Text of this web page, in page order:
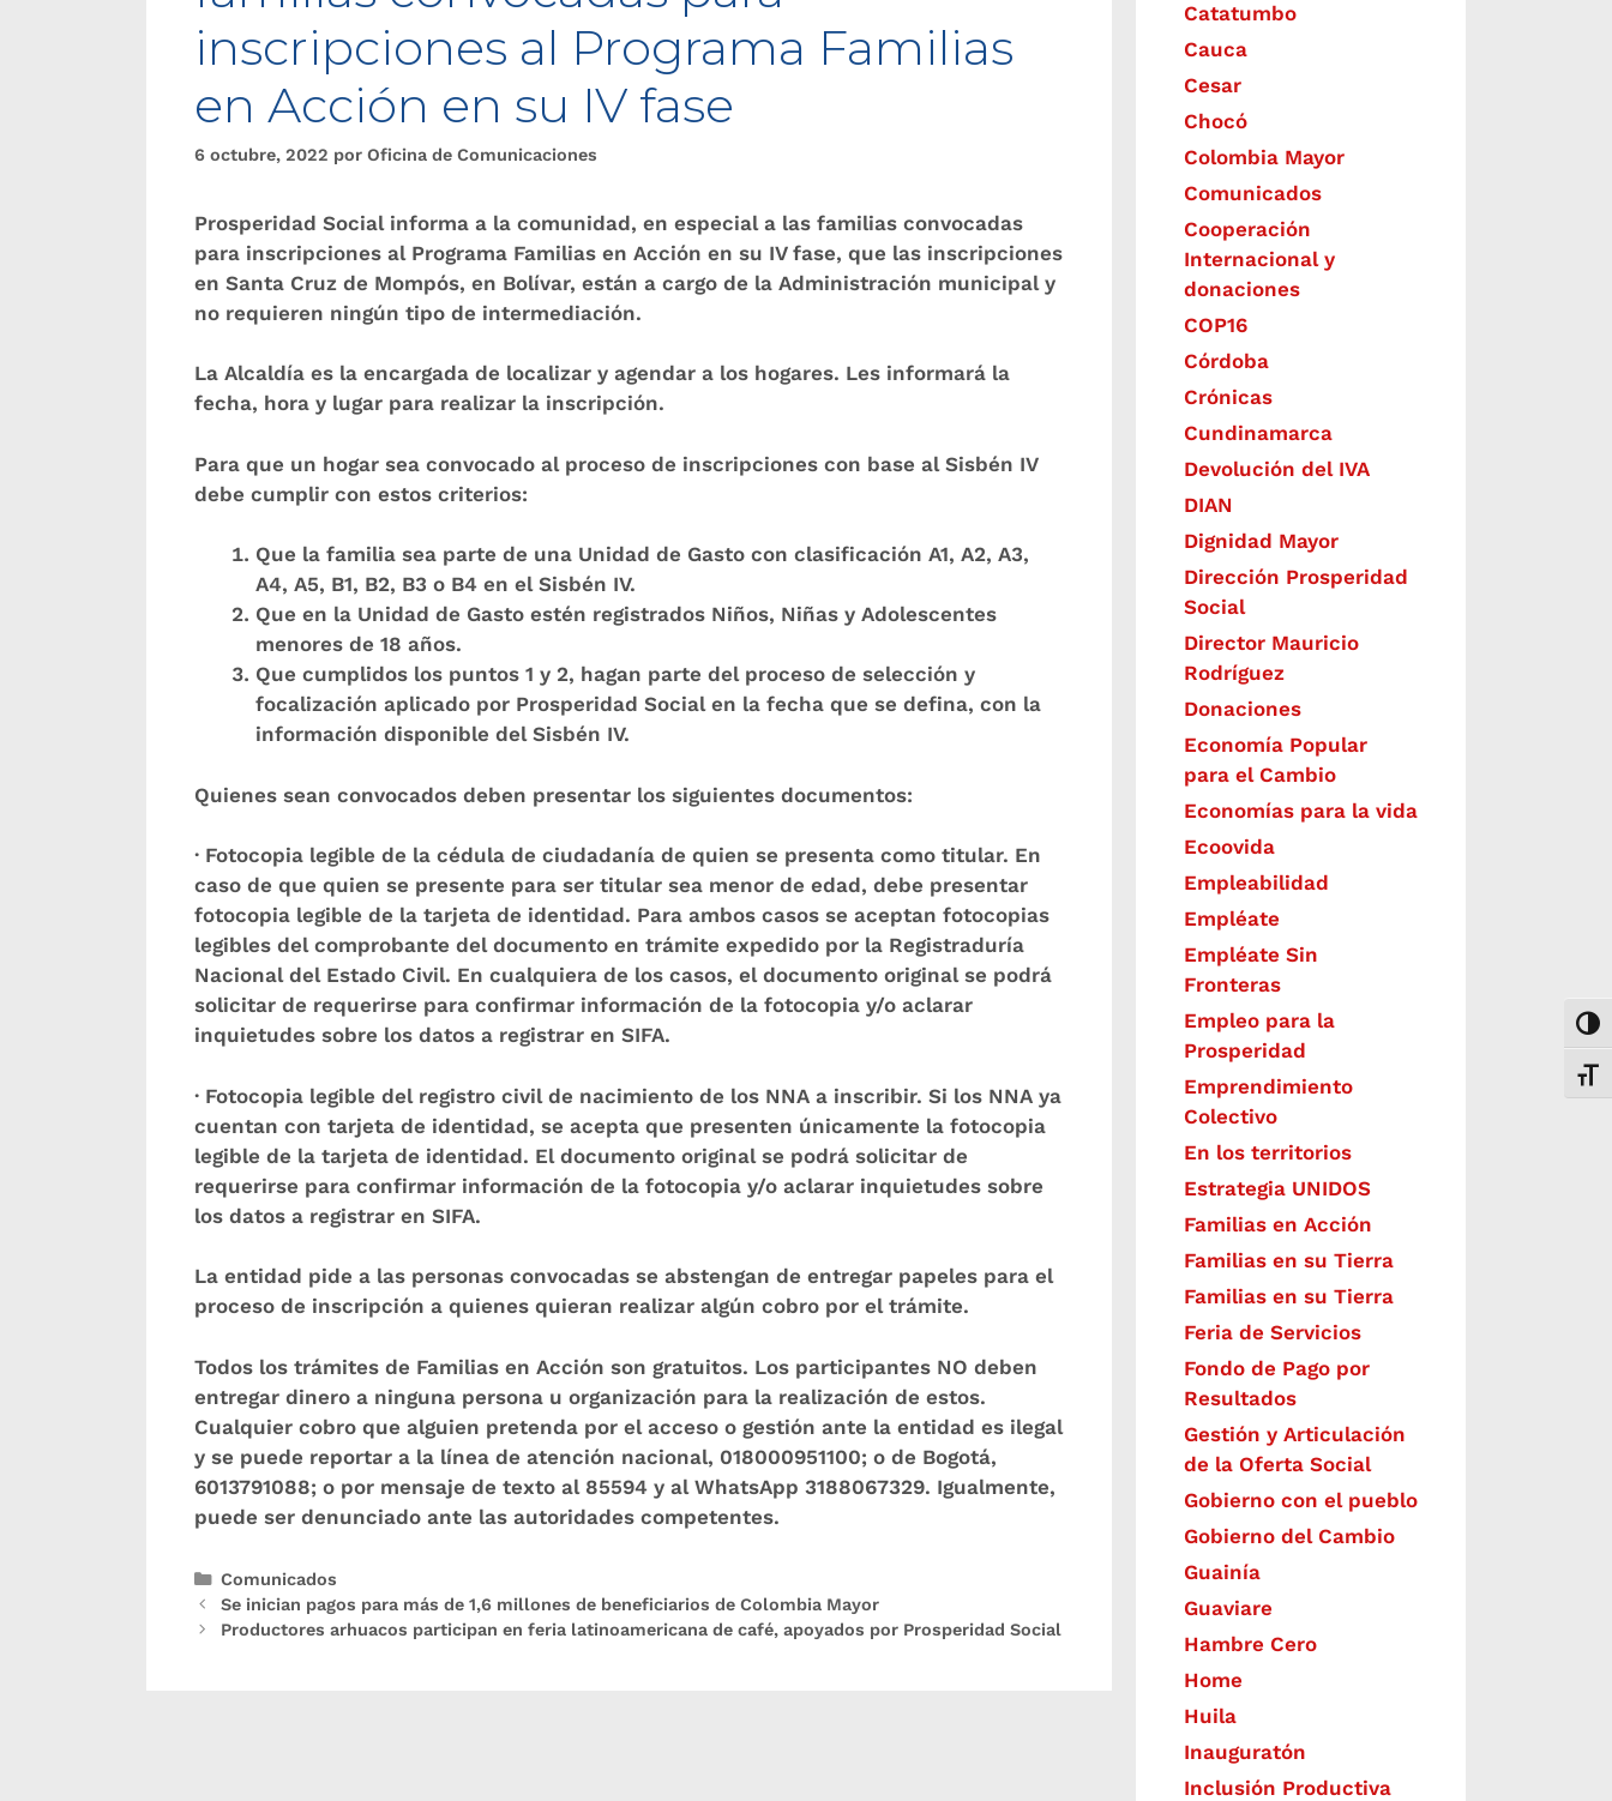
inscripciones al Programa Familias
en Acción en su IV fase
6 octubre, 2022 por Oficina de Comunicaciones
Prosperidad Social informa a la comunidad, en especial a las familias convocadas
para inscripciones al Programa Familias en Acción en su IV fase, que las inscripciones
en Santa Cruz de Mompós, en Bolívar, están a cargo de la Administración municipal y
no requieren ningún tipo de intermediación.
La Alcaldía es la encargada de localizar y agendar a los hogares. Les informará la
fecha, hora y lugar para realizar la inscripción.
Para que un hogar sea convocado al proceso de inscripciones con base al Sisbén IV
debe cumplir con estos criterios:
Que la familia sea parte de una Unidad de Gasto con clasificación A1, A2, A3,
A4, A5, B1, B2, B3 o B4 en el Sisbén IV.
Que en la Unidad de Gasto estén registrados Niños, Niñas y Adolescentes
menores de 18 años.
Que cumplidos los puntos 1 y 2, hagan parte del proceso de selección y
focalización aplicado por Prosperidad Social en la fecha que se defina, con la
información disponible del Sisbén IV.
Quienes sean convocados deben presentar los siguientes documentos:
· Fotocopia legible de la cédula de ciudadanía de quien se presenta como titular. En
caso de que quien se presente para ser titular sea menor de edad, debe presentar
fotocopia legible de la tarjeta de identidad. Para ambos casos se aceptan fotocopias
legibles del comprobante del documento en trámite expedido por la Registraduría
Nacional del Estado Civil. En cualquiera de los casos, el documento original se podrá
solicitar de requerirse para confirmar información de la fotocopia y/o aclarar
inquietudes sobre los datos a registrar en SIFA.
· Fotocopia legible del registro civil de nacimiento de los NNA a inscribir. Si los NNA ya
cuentan con tarjeta de identidad, se acepta que presenten únicamente la fotocopia
legible de la tarjeta de identidad. El documento original se podrá solicitar de
requerirse para confirmar información de la fotocopia y/o aclarar inquietudes sobre
los datos a registrar en SIFA.
La entidad pide a las personas convocadas se abstengan de entregar papeles para el
proceso de inscripción a quienes quieran realizar algún cobro por el trámite.
Todos los trámites de Familias en Acción son gratuitos. Los participantes NO deben
entregar dinero a ninguna persona u organización para la realización de estos.
Cualquier cobro que alguien pretenda por el acceso o gestión ante la entidad es ilegal
y se puede reportar a la línea de atención nacional, 018000951100; o de Bogotá,
6013791088; o por mensaje de texto al 85594 y al WhatsApp 3188067329. Igualmente,
puede ser denunciado ante las autoridades competentes.
Comunicados
Se inician pagos para más de 1,6 millones de beneficiarios de Colombia Mayor
Productores arhuacos participan en feria latinoamericana de café, apoyados por Prosperidad Social
Catatumbo
Cauca
Cesar
Chocó
Colombia Mayor
Comunicados
Cooperación
Internacional y
donaciones
COP16
Córdoba
Crónicas
Cundinamarca
Devolución del IVA
DIAN
Dignidad Mayor
Dirección Prosperidad
Social
Director Mauricio
Rodríguez
Donaciones
Economía Popular
para el Cambio
Economías para la vida
Ecoovida
Empleabilidad
Empléate
Empléate Sin
Fronteras
Empleo para la
Prosperidad
Emprendimiento
Colectivo
En los territorios
Estrategia UNIDOS
Familias en Acción
Familias en su Tierra
Familias en su Tierra
Feria de Servicios
Fondo de Pago por
Resultados
Gestión y Articulación
de la Oferta Social
Gobierno con el pueblo
Gobierno del Cambio
Guainía
Guaviare
Hambre Cero
Home
Huila
Inauguratón
Inclusión Productiva